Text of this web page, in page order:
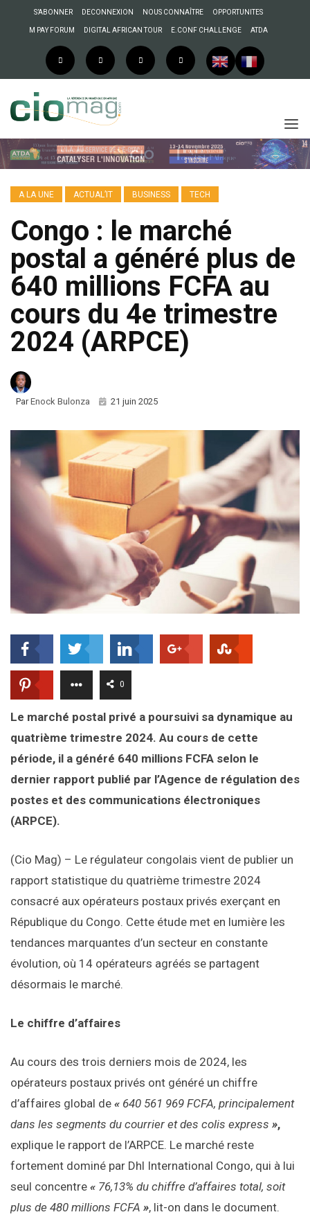
S’ABONNER DECONNEXION NOUS CONNAÎTRE OPPORTUNITES
M PAY FORUM DIGITAL AFRICAN TOUR E.CONF CHALLENGE ATDA
A LA UNE ACTUAL’IT BUSINESS TECH
Congo : le marché
postal a généré plus de
640 millions FCFA au
cours du 4e trimestre
2024 (ARPCE)
ParEnock Bulonza 21 juin 2025
0
Le marché postal privé a poursuivi sa dynamique au
quatrième trimestre 2024. Au cours de cette
période, il a généré 640 millions FCFA selon le
dernier rapport publié par l’Agence de régulation des
postes et des communications électroniques
(ARPCE).
(Cio Mag) – Le régulateur congolais vient de publier un
rapport statistique du quatrième trimestre 2024
consacré aux opérateurs postaux privés exerçant en
République du Congo. Cette étude met en lumière les
tendances marquantes d’un secteur en constante
évolution, où 14 opérateurs agréés se partagent
désormais le marché.
Le chiffre d’affaires
Au cours des trois derniers mois de 2024, les
opérateurs postaux privés ont généré un chiffre
d’affaires global de « 640 561 969 FCFA, principalement
dans les segments du courrier et des colis express »,
explique le rapport de l’ARPCE. Le marché reste
fortement dominé par Dhl International Congo, qui à lui
seul concentre « 76,13% du chiffre d’affaires total, soit
plus de 480 millions FCFA », lit-on dans le document.